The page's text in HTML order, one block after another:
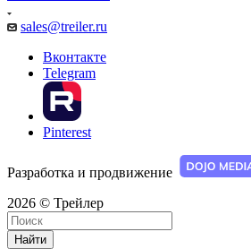
sales@treiler.ru
Вконтакте
Telegram
Pinterest
Разработка и продвижение
2026 © Трейлер
Найти